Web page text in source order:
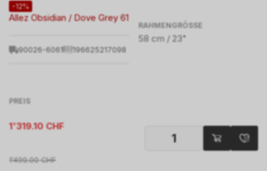
-12%
Allez Obsidian / Dove Grey 61
90026-6061 196625217098
RAHMENGRÖSSE
58 cm / 23"
PREIS
1'319.10 CHF
1'499.00 CHF